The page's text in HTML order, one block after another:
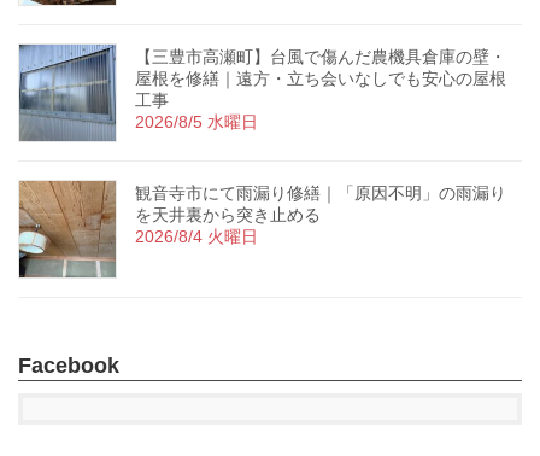
【三豊市高瀬町】台風で傷んだ農機具倉庫の壁・
屋根を修繕｜遠方・立ち会いなしでも安心の屋根
工事
2026/8/5 水曜日
観音寺市にて雨漏り修繕｜「原因不明」の雨漏り
を天井裏から突き止める
2026/8/4 火曜日
Facebook